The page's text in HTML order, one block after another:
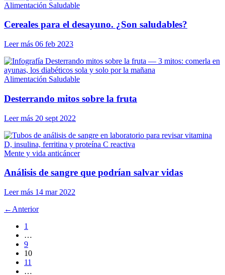
Alimentación Saludable
Cereales para el desayuno. ¿Son saludables?
Leer más 06 feb 2023
Alimentación Saludable
Desterrando mitos sobre la fruta
Leer más 20 sept 2022
Mente y vida anticáncer
Análisis de sangre que podrían salvar vidas
Leer más 14 mar 2022
← Anterior
1
…
9
10
11
…